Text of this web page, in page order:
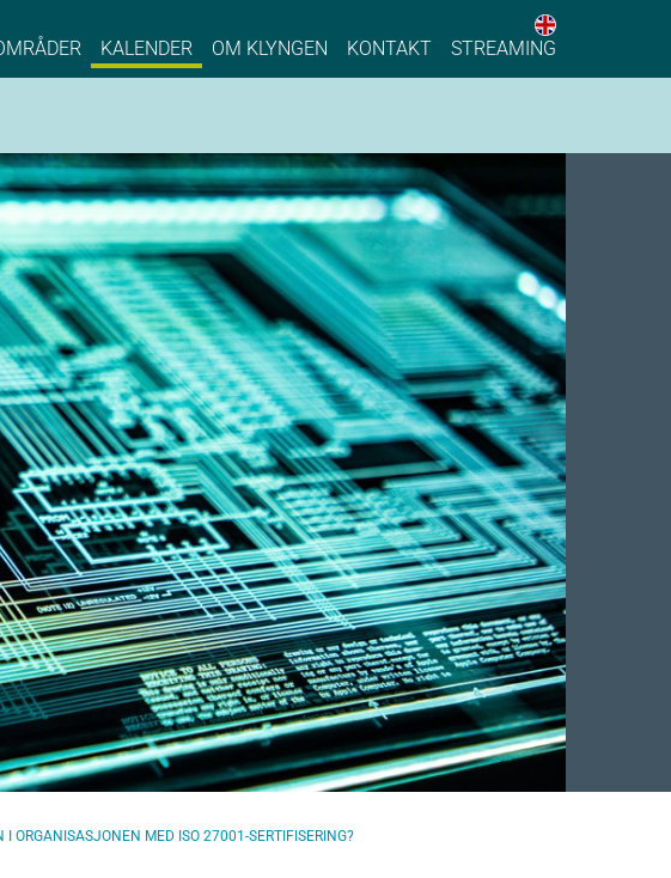
Sustainable Process Industry
KALENDER OM KLYNGEN KONTAKT STREAMING
English
I ORGANISASJONEN MED ISO 27001-SERTIFISERING?